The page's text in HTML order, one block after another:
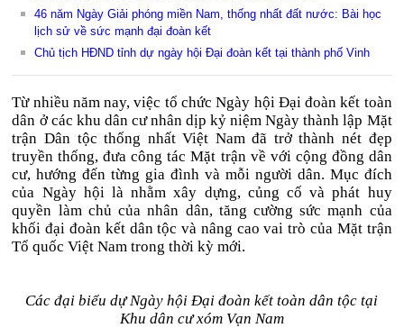
46 năm Ngày Giải phóng miền Nam, thống nhất đất nước: Bài học
lịch sử về sức mạnh đại đoàn kết
Chủ tịch HĐND tỉnh dự ngày hội Đại đoàn kết tại thành phố Vinh
Từ nhiều năm nay, việc tổ chức Ngày hội Đại đoàn kết toàn
dân ở các khu dân cư nhân dịp kỷ niệm Ngày thành lập Mặt
trận Dân tộc thống nhất Việt Nam đã trở thành nét đẹp
truyền thống, đưa công tác Mặt trận về với cộng đồng dân
cư, hướng đến từng gia đình và mỗi người dân. Mục đích
của Ngày hội là nhằm xây dựng, củng cố và phát huy
quyền làm chủ của nhân dân, tăng cường sức mạnh của
khối đại đoàn kết dân tộc và nâng cao vai trò của Mặt trận
Tổ quốc Việt Nam trong thời kỳ mới.
Các đại biểu dự Ngày hội Đại đoàn kết toàn dân tộc tại
Khu dân cư xóm Vạn Nam